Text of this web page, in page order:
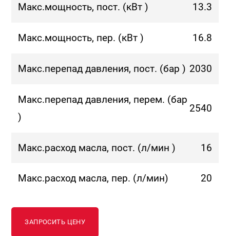
Макс.мощность, пост. (кВт ) 13.3
Макс.мощность, пер. (кВт ) 16.8
Макс.перепад давления, пост. (бар ) 2030
Макс.перепад давления, перем. (бар
)
2540
Макс.расход масла, пост. (л/мин ) 16
Макс.расход масла, пер. (л/мин) 20
ЗАПРОСИТЬ ЦЕНУ